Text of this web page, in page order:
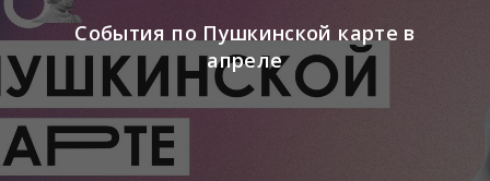
События по Пушкинской карте в
апреле